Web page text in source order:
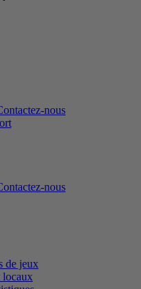
nous
nous
de jeux
locaux